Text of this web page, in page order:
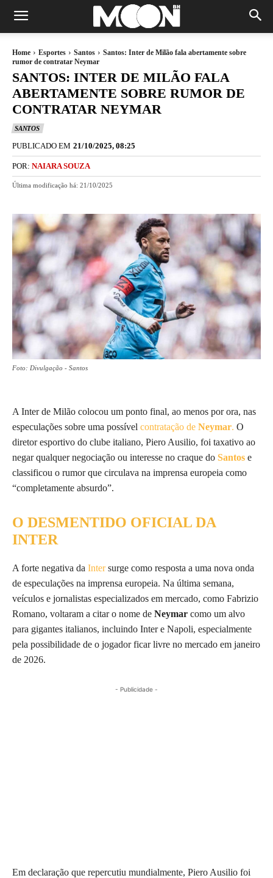
Home Esportes Santos
Santos: Inter de Milão fala abertamente sobre
rumor de contratar Neymar
SANTOS: INTER DE MILÃO FALA
ABERTAMENTE SOBRE RUMOR DE
CONTRATAR NEYMAR
SANTOS
PUBLICADO EM 21/10/2025, 08:25
POR: NAIARA SOUZA
Última modificação há: 21/10/2025
Foto: Divulgação - Santos
A Inter de Milão colocou um ponto final, ao menos por ora, nas
especulações sobre uma possível contratação de Neymar. O
diretor esportivo do clube italiano, Piero Ausilio, foi taxativo ao
negar qualquer negociação ou interesse no craque do Santos e
classificou o rumor que circulava na imprensa europeia como
“completamente absurdo”.
O DESMENTIDO OFICIAL DA
INTER
A forte negativa da Intersurge como resposta a uma nova onda
de especulações na imprensa europeia. Na última semana,
veículos e jornalistas especializados em mercado, como Fabrizio
Romano, voltaram a citar o nome de Neymar como um alvo
para gigantes italianos, incluindo Inter e Napoli, especialmente
pela possibilidade de o jogador ficar livre no mercado em janeiro
de 2026.
- Publicidade -
Em declaração que repercutiu mundialmente, Piero Ausilio foi